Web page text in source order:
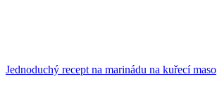
Jednoduchý recept na marinádu na kuřecí maso